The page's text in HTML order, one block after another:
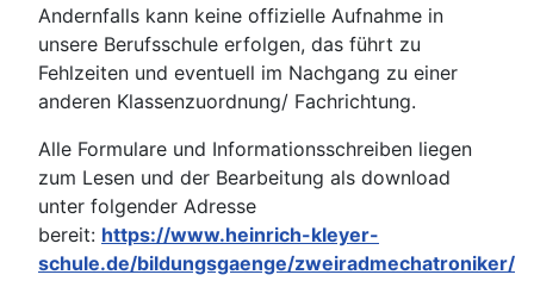
Andernfalls kann keine offizielle Aufnahme in
unsere Berufsschule erfolgen, das führt zu
Fehlzeiten und eventuell im Nachgang zu einer
anderen Klassenzuordnung/ Fachrichtung.
Alle Formulare und Informationsschreiben liegen
zum Lesen und der Bearbeitung als download
unter folgender Adresse
bereit: https://www.heinrich-kleyer-
schule.de/bildungsgaenge/zweiradmechatroniker/